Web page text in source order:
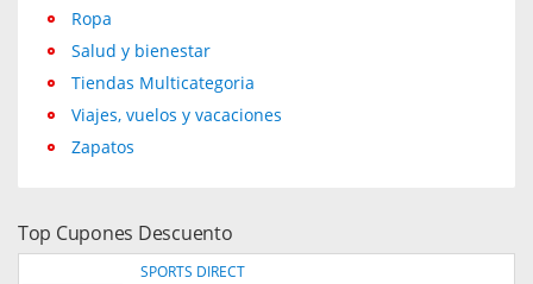
Ropa
Salud y bienestar
Tiendas Multicategoria
Viajes, vuelos y vacaciones
Zapatos
Top Cupones Descuento
SPORTS DIRECT